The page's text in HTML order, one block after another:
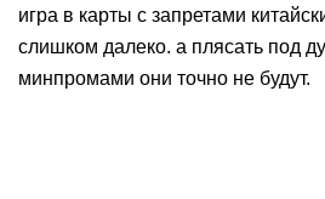
игра в карты с запретами
слишком далеко. а плясать под
минпромами они точно не будут.